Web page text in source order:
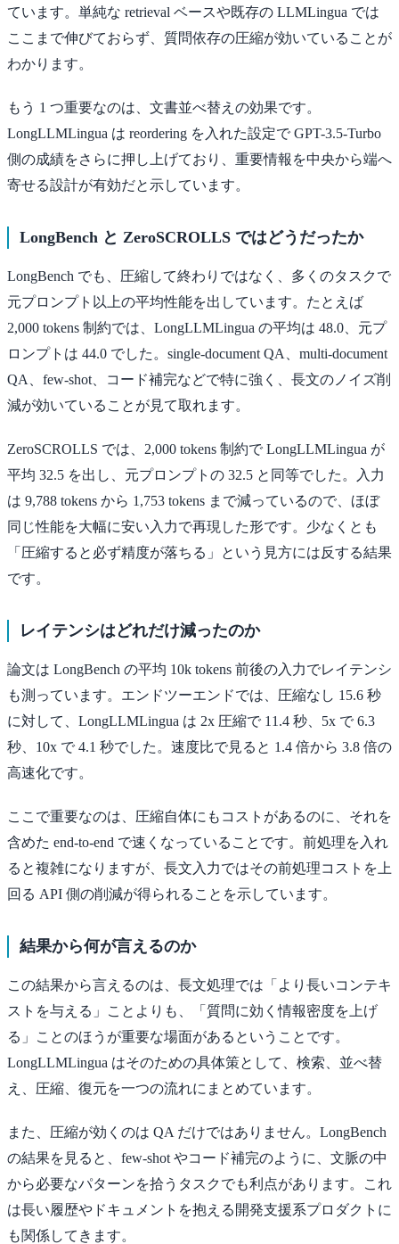
ています。単純な retrieval ベースや既存の LLMLingua では
ここまで伸びておらず、質問依存の圧縮が効いていることが
わかります。
もう 1 つ重要なのは、文書並べ替えの効果です。
LongLLMLingua は reordering を入れた設定で GPT-3.5-Turbo
側の成績をさらに押し上げており、重要情報を中央から端へ
寄せる設計が有効だと示しています。
LongBench と ZeroSCROLLS ではどうだったか
LongBench でも、圧縮して終わりではなく、多くのタスクで
元プロンプト以上の平均性能を出しています。たとえば
2,000 tokens 制約では、LongLLMLingua の平均は 48.0、元プ
ロンプトは 44.0 でした。single-document QA、multi-document
QA、few-shot、コード補完などで特に強く、長文のノイズ削
減が効いていることが見て取れます。
ZeroSCROLLS では、2,000 tokens 制約で LongLLMLingua が
平均 32.5 を出し、元プロンプトの 32.5 と同等でした。入力
は 9,788 tokens から 1,753 tokens まで減っているので、ほぼ
同じ性能を大幅に安い入力で再現した形です。少なくとも
「圧縮すると必ず精度が落ちる」という見方には反する結果
です。
レイテンシはどれだけ減ったのか
論文は LongBench の平均 10k tokens 前後の入力でレイテンシ
も測っています。エンドツーエンドでは、圧縮なし 15.6 秒
に対して、LongLLMLingua は 2x 圧縮で 11.4 秒、5x で 6.3
秒、10x で 4.1 秒でした。速度比で見ると 1.4 倍から 3.8 倍の
高速化です。
ここで重要なのは、圧縮自体にもコストがあるのに、それを
含めた end-to-end で速くなっていることです。前処理を入れ
ると複雑になりますが、長文入力ではその前処理コストを上
回る API 側の削減が得られることを示しています。
結果から何が言えるのか
この結果から言えるのは、長文処理では「より長いコンテキ
ストを与える」ことよりも、「質問に効く情報密度を上げ
る」ことのほうが重要な場面があるということです。
LongLLMLingua はそのための具体策として、検索、並べ替
え、圧縮、復元を一つの流れにまとめています。
また、圧縮が効くのは QA だけではありません。LongBench
の結果を見ると、few-shot やコード補完のように、文脈の中
から必要なパターンを拾うタスクでも利点があります。これ
は長い履歴やドキュメントを抱える開発支援系プロダクトに
も関係してきます。